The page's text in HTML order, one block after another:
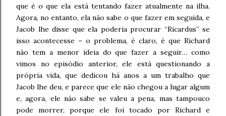
que é o que ela está tentando fazer atualmente na ilha.
Agora, no entanto, ela não sabe o que fazer em seguida, e
Jacob lhe disse que ela poderia procurar “Ricardus” se
isso acontecesse – o problema, é claro, é que Richard
não tem a menor ideia do que fazer a seguir… como
vimos no episódio anterior, ele está questionando a
própria vida, que dedicou há anos a um trabalho que
Jacob lhe deu, e parece que ele não chegou a lugar algum
e, agora, ele não sabe se valeu a pena, mas tampouco
pode morrer, porque ele foi tocado por Richard e